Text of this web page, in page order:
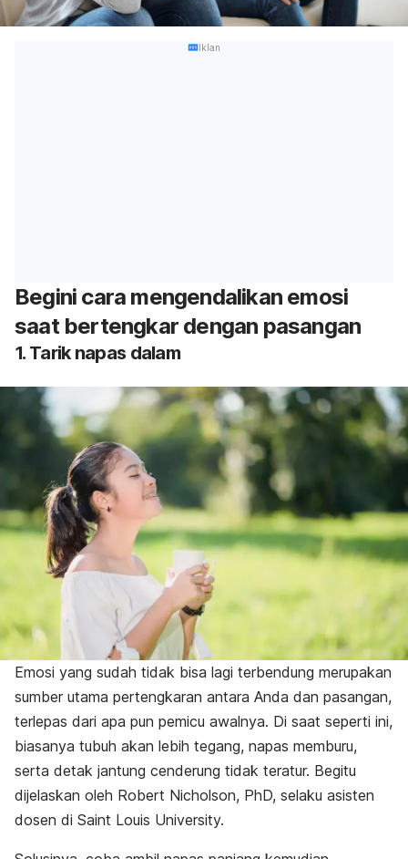
Iklan
Begini cara mengendalikan emosi
saat bertengkar dengan pasangan
1. Tarik napas dalam
Emosi yang sudah tidak bisa lagi terbendung merupakan
sumber utama pertengkaran antara Anda dan pasangan,
terlepas dari apa pun pemicu awalnya. Di saat seperti ini,
biasanya tubuh akan lebih tegang, napas memburu,
serta detak jantung cenderung tidak teratur. Begitu
dijelaskan oleh Robert Nicholson, PhD, selaku asisten
dosen di Saint Louis University.